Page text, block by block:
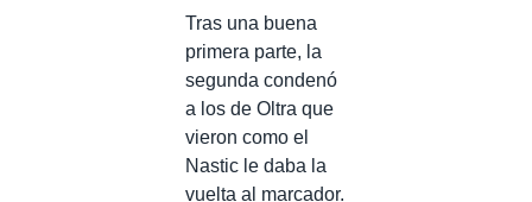
Tras una buena
primera parte, la
segunda condenó
a los de Oltra que
vieron como el
Nastic le daba la
vuelta al marcador.